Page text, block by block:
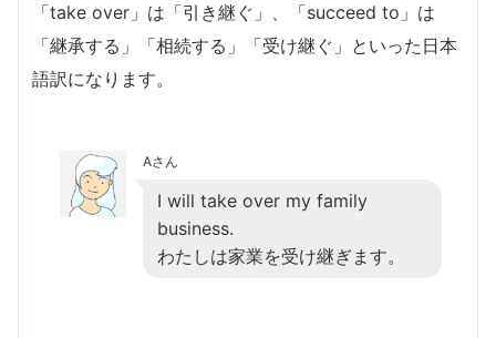
「take over」は「引き継ぐ」、「succeed to」は
「継承する」「相続する」「受け継ぐ」といった日本
語訳になります。
Aさん
I will take over my family
business.
わたしは家業を受け継ぎます。